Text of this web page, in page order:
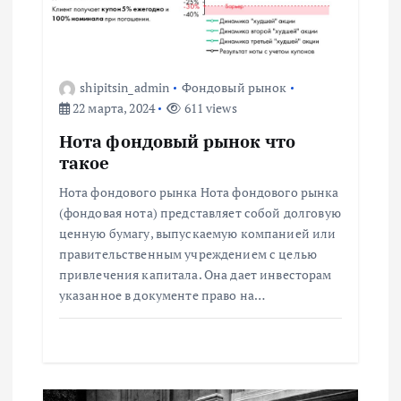
я
shipitsin_admin
Фондовый рынок
22 марта, 2024
611 views
Нота фондовый рынок что
такое
Нота фондового рынка Нота фондового рынка
(фондовая нота) представляет собой долговую
ценную бумагу, выпускаемую компанией или
правительственным учреждением с целью
привлечения капитала. Она дает инвесторам
указанное в документе право на…